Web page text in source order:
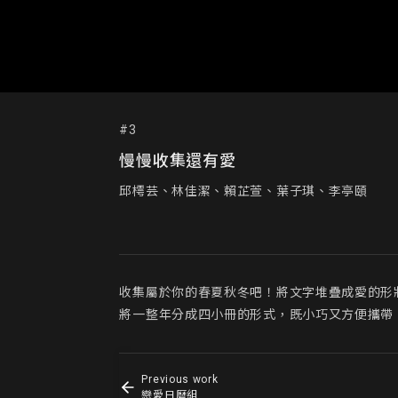
#3
慢慢收集還有愛
邱樗芸、林佳潔、賴芷萱、葉子琪、李亭頤
收集屬於你的春夏秋冬吧！將文字堆疊成愛的形
將一整年分成四小冊的形式，既小巧又方便攜
Previous work
戀愛日曆組